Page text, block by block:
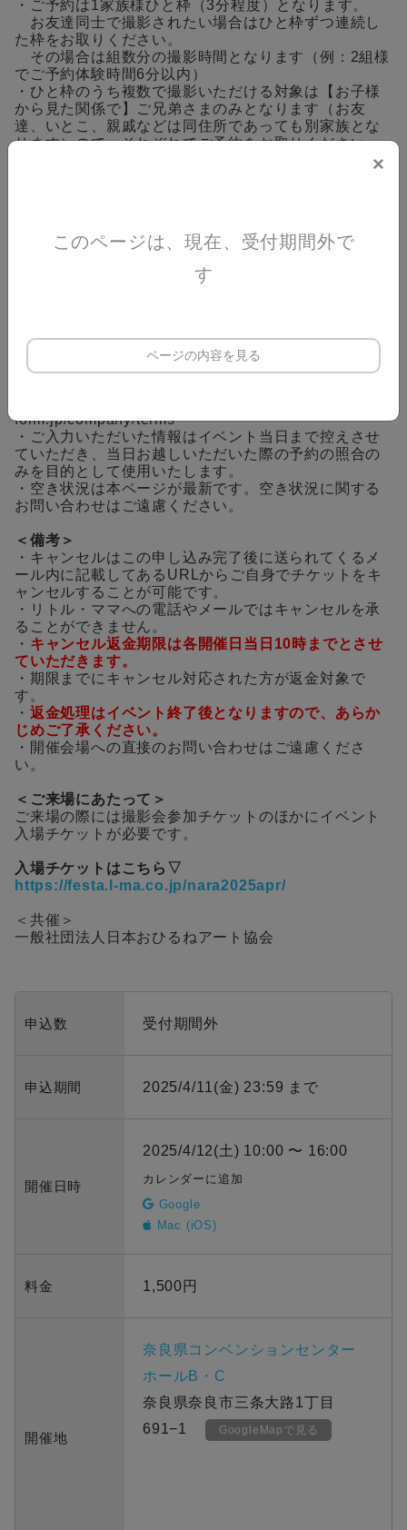
・ご予約は1家族様ひと枠（3分程度）となります。
お友達同士で撮影されたい場合はひと枠ずつ連続し
た枠をお取りください。
その場合は組数分の撮影時間となります（例：2組様
でご予約体験時間6分以内）
・ひと枠のうち複数で撮影いただける対象は【お子様
から見た関係で】ご兄弟さまのみとなります（お友
達、いとこ、親戚などは同住所であっても別家族とな
ります）ので、それぞれでご予約をお取りください。
・カメラマンの撮影はございません。ご自身のカメラ
・感染症防止対策のため、お客様のカメラ・スマホを
お預かりしての撮影はお断りさせていただいておりま
・会場へは入場チケットがないとご入場いただけませ
・当チケット申込フォームへご入力いただいた情報
は、イベント申込管理システム「イーベ!」にて管理さ
form.jp/company/terms
・ご入力いただいた情報はイベント当日まで控えさせ
ていただき、当日お越しいただいた際の予約の照合の
みを目的として使用いたします。
・空き状況は本ページが最新です。空き状況に関する
お問い合わせはご遠慮ください。
＜備考＞
・キャンセルはこの申し込み完了後に送られてくるメ
ール内に記載してあるURLからご自身でチケットをキ
ャンセルすることが可能です。
・リトル・ママへの電話やメールではキャンセルを承
ることができません。
・ キャンセル返金期限は各開催日当日10時までとさせ
ていただきます。
・期限までにキャンセル対応された方が返金対象で
す。
・ 返金処理はイベント終了後となりますので、あらか
じめご了承ください。
・開催会場への直接のお問い合わせはご遠慮くださ
い。
＜ご来場にあたって＞
ご来場の際には撮影会参加チケットのほかにイベント
入場チケットが必要です。
入場チケットはこちら▽
https://festa.l-ma.co.jp/nara2025apr/
＜共催＞
一般社団法人日本おひるねアート協会
申込数 受付期間外
申込期間 2025/4/11(金) 23:59 まで
開催日時
2025/4/12(土) 10:00 〜 16:00
カレンダーに追加
Google
Mac (iOS)
料金 1,500円
開催地
奈良県コンベンションセンター
ホールB・C
奈良県奈良市三条大路1丁目
691−1
GoogleMapで見る
×
このページは、現在、受付期間外で
す
ページの内容を見る